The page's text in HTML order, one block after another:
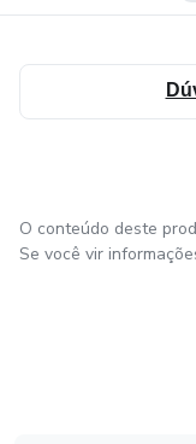
O conteúdo deste
Se você vir